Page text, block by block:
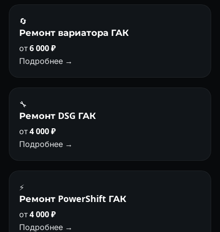
🔄
Ремонт вариатора ГАК
от6 000 ₽
Подробнее →
🔧
Ремонт DSG ГАК
от4 000 ₽
Подробнее →
⚡
Ремонт PowerShift ГАК
от4 000 ₽
Подробнее →